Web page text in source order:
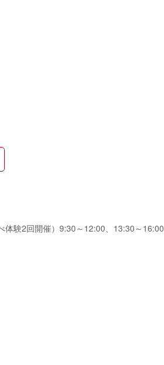
験2回開催）9:30～12:00、13:30～16:00